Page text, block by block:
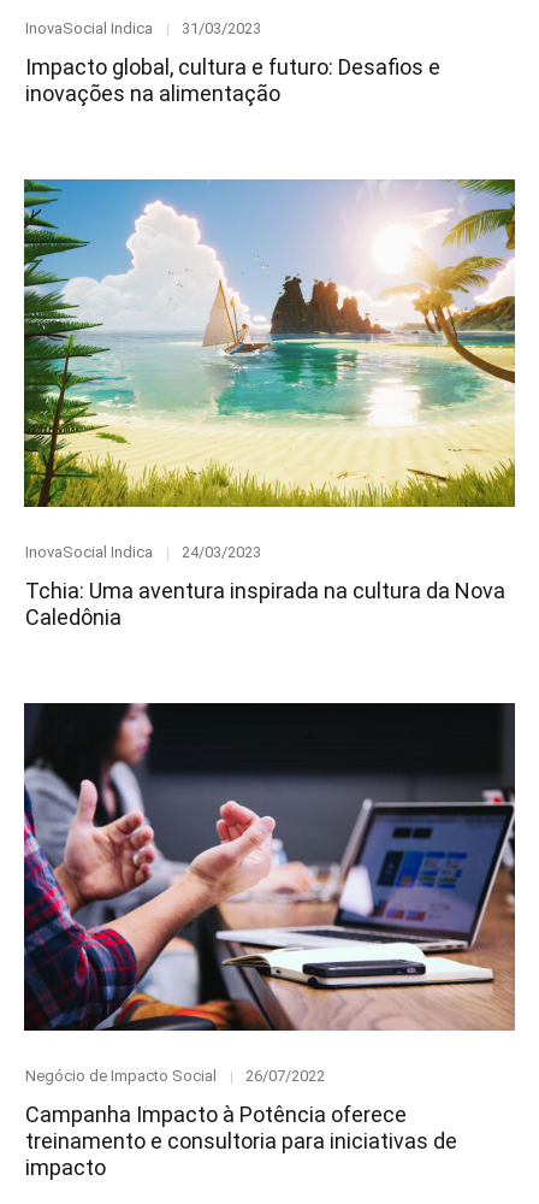
Category
InovaSocial Indica
Posted
31/03/2023
Impacto global, cultura e futuro: Desafios e
inovações na alimentação
Category
InovaSocial Indica
Posted
24/03/2023
Tchia: Uma aventura inspirada na cultura da Nova
Caledônia
Category
Negócio de Impacto Social
Posted
26/07/2022
Campanha Impacto à Potência oferece
treinamento e consultoria para iniciativas de
impacto